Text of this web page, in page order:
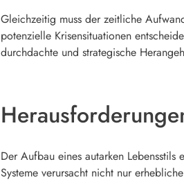
Gleichzeitig muss der zeitliche
potenzielle Krisensituationen
durchdachte und strategische
Der Aufbau eines autarken
Systeme verursacht nicht nur